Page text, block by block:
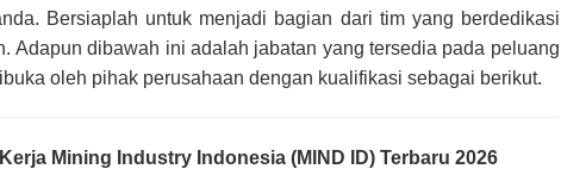
Bersiaplah untuk menjadi bagian dari tim yang berdedikasi
Adapun dibawah ini adalah jabatan yang tersedia pada peluang
oleh pihak perusahaan dengan kualifikasi sebagai berikut.
Mining Industry Indonesia (MIND ID) Terbaru 2026